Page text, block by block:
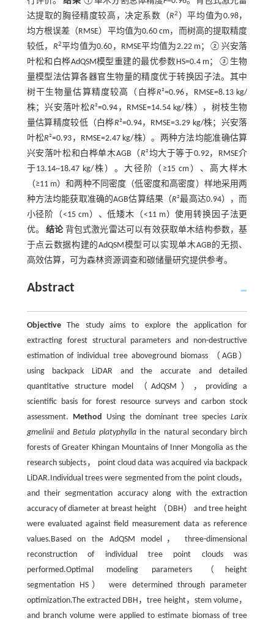
达提取的胸径精度较高，决定系数（R2 ）平均值为0.98，
均方根误差（RMSE）平均值为0.60 cm，而树高的提取精度
较低， R2平均值为0.60，RMSE平均值为2.22 m；②兴安落
叶松和白桦AdQSM模型重建的最优参数HS=0.4 m；③生物
量模型法估算各器官生物量的精度优于转换因子法。其中
树干生物量估算精度较高（白桦R²=0.96，RMSE=8.13 kg/
株；兴安落叶松R²=0.94，RMSE=14.54 kg/株），树枝生物
量估算精度较低（白桦R²=0.94，RMSE=3.29 kg/株；兴安落
叶松R²=0.93，RMSE=2.47 kg/株）。两种方法均能准确估算
兴安落叶松和白桦单木AGB（ R²均大于等于0.92，RMSE介
于13.14~18.47 kg/株）。大径阶（≥15 cm）、高大样木
（≥11 m）和两种不同密度（低密度和高密度）样地采用两
种方法均能获取准确的AGB估算结果（R²最高达0.94），而
小径阶（<15 cm）、低矮木（<11 m）使用转换因子法更
优。结论背包式激光雷达可以有效获取单木结构参数，基
于点云数据构建的AdQSM模型可以实现单木AGB的无损、
高效估算，可为森林资源调查和碳储量研究提供参考。
Abstract
ObjectiveThe study aims to explore the application for
extracting forest structural parameters and non-destructive
estimation of individual tree aboveground biomass （AGB）
using backpack LiDAR and the accurate and detailed
quantitative structure model （AdQSM），providing a
scientific basis for forest resource surveys and carbon stock
assessment.
Method Using the dominant tree speciesLarix
gmeliniiandBetula platyphyllain the natural secondary birch
forests of Greater Khingan Mountains of Inner Mongolia as the
research subjects， point cloud data was acquired via backpack
LiDAR.Individual trees were segmented from the point clouds，
and their segmentation accuracy along with the extraction
accuracy of diameter at breast height （DBH） and tree height
were evaluated against field measurement data as reference
values.Based on the AdQSM model， three-dimensional
reconstruction of individual tree point clouds was
performed.Optimal modeling parameters （height
segmentation HS） were determined through parameter
optimization.The extracted DBH，tree height，stem volume，
and branch volume were applied to estimate biomass of tree